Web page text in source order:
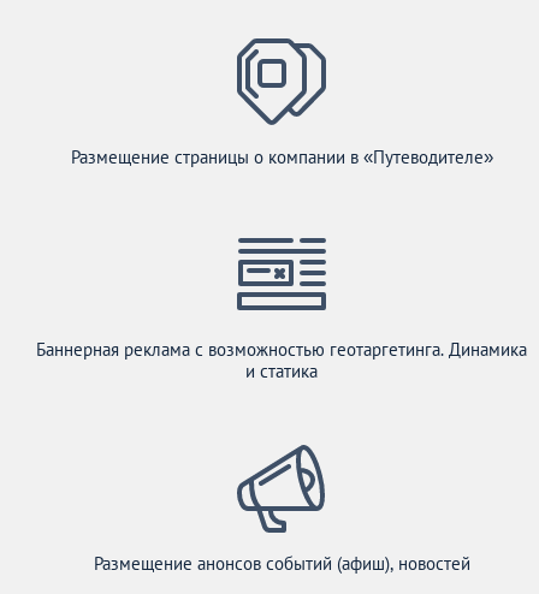
Размещение страницы о компании в «Путеводителе»
Баннерная реклама с возможностью геотаргетинга. Динамика
и статика
Размещение анонсов событий (афиш), новостей